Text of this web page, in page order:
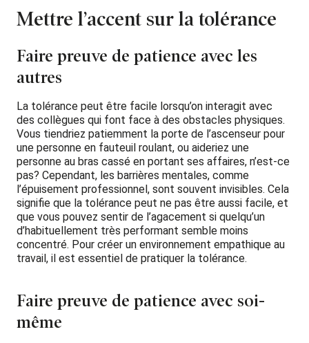
Mettre l’accent sur la tolérance
Faire preuve de patience avec les
autres
La tolérance peut être facile lorsqu’on interagit avec
des collègues qui font face à des obstacles physiques.
Vous tiendriez patiemment la porte de l’ascenseur pour
une personne en fauteuil roulant, ou aideriez une
personne au bras cassé en portant ses affaires, n’est-ce
pas? Cependant, les barrières mentales, comme
l’épuisement professionnel, sont souvent invisibles. Cela
signifie que la tolérance peut ne pas être aussi facile, et
que vous pouvez sentir de l’agacement si quelqu’un
d’habituellement très performant semble moins
concentré. Pour créer un environnement empathique au
travail, il est essentiel de pratiquer la tolérance.
Faire preuve de patience avec soi-
même